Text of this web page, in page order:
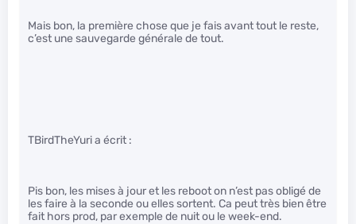
Mais bon, la première chose que je fais avant tout le reste,
c’est une sauvegarde générale de tout.
TBirdTheYuri a écrit :
Pis bon, les mises à jour et les reboot on n’est pas obligé de
les faire à la seconde ou elles sortent. Ca peut très bien être
fait hors prod, par exemple de nuit ou le week-end.